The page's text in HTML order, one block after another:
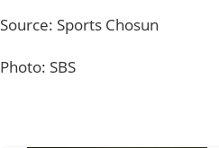
Source: Sports Chosun
Photo: SBS